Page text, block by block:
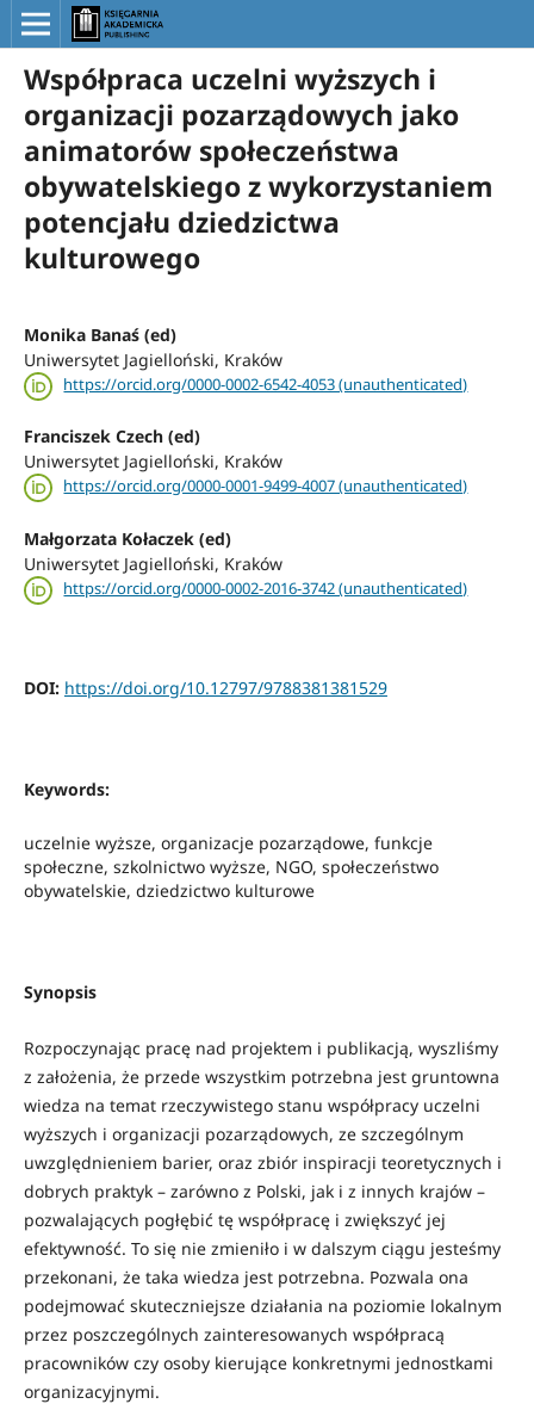
Współpraca uczelni wyższych i
organizacji pozarządowych jako
animatorów społeczeństwa
obywatelskiego z wykorzystaniem
potencjału dziedzictwa
kulturowego
Monika Banaś (ed)
Uniwersytet Jagielloński, Kraków
https://orcid.org/0000-0002-6542-4053 (unauthenticated)
Franciszek Czech (ed)
Uniwersytet Jagielloński, Kraków
https://orcid.org/0000-0001-9499-4007 (unauthenticated)
Małgorzata Kołaczek (ed)
Uniwersytet Jagielloński, Kraków
https://orcid.org/0000-0002-2016-3742 (unauthenticated)
DOI: https://doi.org/10.12797/9788381381529
Keywords:
uczelnie wyższe, organizacje pozarządowe, funkcje
społeczne, szkolnictwo wyższe, NGO, społeczeństwo
obywatelskie, dziedzictwo kulturowe
Synopsis
Rozpoczynając pracę nad projektem i publikacją, wyszliśmy
z założenia, że przede wszystkim potrzebna jest gruntowna
wiedza na temat rzeczywistego stanu współpracy uczelni
wyższych i organizacji pozarządowych, ze szczególnym
uwzględnieniem barier, oraz zbiór inspiracji teoretycznych i
dobrych praktyk – zarówno z Polski, jak i z innych krajów –
pozwalających pogłębić tę współpracę i zwiększyć jej
efektywność. To się nie zmieniło i w dalszym ciągu jesteśmy
przekonani, że taka wiedza jest potrzebna. Pozwala ona
podejmować skuteczniejsze działania na poziomie lokalnym
przez poszczególnych zainteresowanych współpracą
pracowników czy osoby kierujące konkretnymi jednostkami
organizacyjnymi.